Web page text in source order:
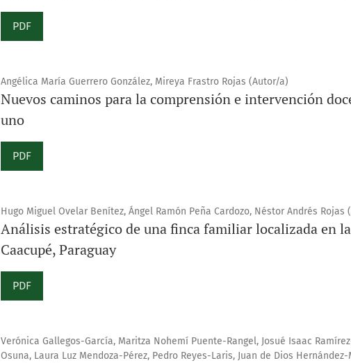
PDF
Angélica María Guerrero González, Mireya Frastro Rojas (Autor/a)
Nuevos caminos para la comprensión e intervención
uno
PDF
Hugo Miguel Ovelar Benítez, Ángel Ramón Peña Cardozo, Néstor Andrés Rojas
Análisis estratégico de una finca familiar localizada en
Caacupé, Paraguay
PDF
Verónica Gallegos-García, Maritza Nohemí Puente-Rangel, Josué Isaac
Osuna, Laura Luz Mendoza-Pérez, Pedro Reyes-Laris, Juan de Dios